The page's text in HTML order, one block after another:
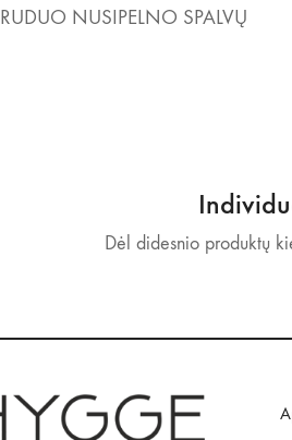
RUDUO NUSIPELNO SPALVŲ
Dėl didesnio produktų